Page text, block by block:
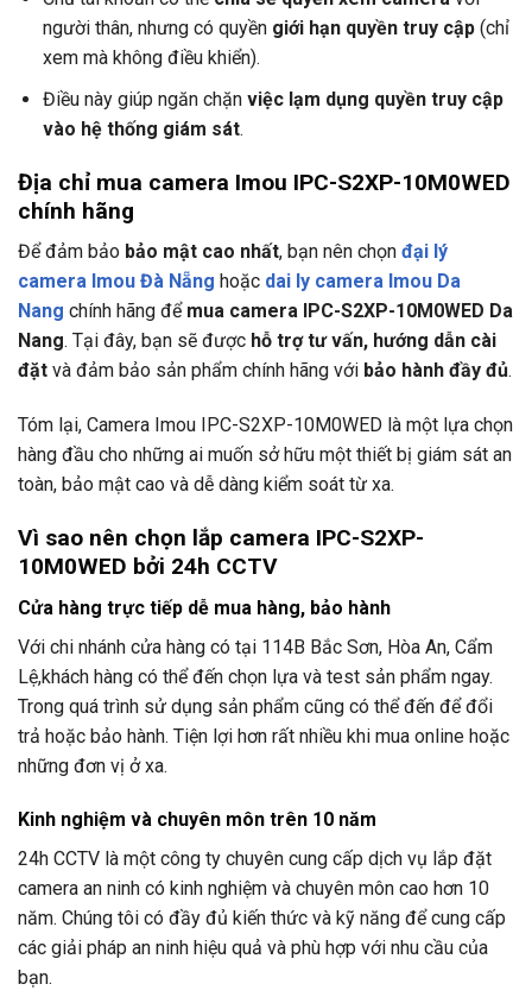
người thân, nhưng có quyền giới hạn quyền truy cập(chỉ
xem mà không điều khiển).
Điều này giúp ngăn chặn việc lạm dụng quyền truy cập
vào hệ thống giám sát.
Địa chỉ mua camera Imou IPC-S2XP-10M0WED
chính hãng
Để đảm bảo bảo mật cao nhất, bạn nên chọn đại lý
camera Imou Đà Nẵng hoặc dai ly camera Imou Da
Nang chính hãng để mua camera IPC-S2XP-10M0WED Da
Nang. Tại đây, bạn sẽ được hỗ trợ tư vấn, hướng dẫn cài
đặt và đảm bảo sản phẩm chính hãng với bảo hành đầy đủ.
Tóm lại, Camera Imou IPC-S2XP-10M0WED là một lựa chọn
hàng đầu cho những ai muốn sở hữu một thiết bị giám sát an
toàn, bảo mật cao và dễ dàng kiểm soát từ xa.
Vì sao nên chọn lắp camera IPC-S2XP-
10M0WED bởi 24h CCTV
Cửa hàng trực tiếp dễ mua hàng, bảo hành
Với chi nhánh cửa hàng có tại 114B Bắc Sơn, Hòa An, Cẩm
Lệ,khách hàng có thể đến chọn lựa và test sản phẩm ngay.
Trong quá trình sử dụng sản phẩm cũng có thể đến để đổi
trả hoặc bảo hành. Tiện lợi hơn rất nhiều khi mua online hoặc
những đơn vị ở xa.
Kinh nghiệm và chuyên môn trên 10 năm
24h CCTV là một công ty chuyên cung cấp dịch vụ lắp đặt
camera an ninh có kinh nghiệm và chuyên môn cao hơn 10
năm. Chúng tôi có đầy đủ kiến thức và kỹ năng để cung cấp
các giải pháp an ninh hiệu quả và phù hợp với nhu cầu của
bạn.